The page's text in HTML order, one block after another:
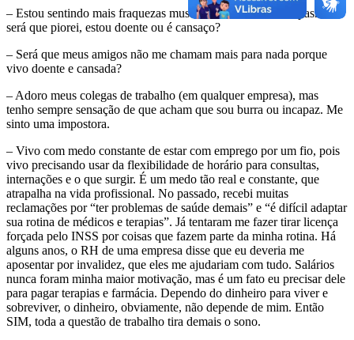
– Estou sentindo mais fraquezas musculares, tendo mais espasmos
será que piorei, estou doente ou é cansaço?
– Será que meus amigos não me chamam mais para nada porque
vivo doente e cansada?
– Adoro meus colegas de trabalho (em qualquer empresa), mas
tenho sempre sensação de que acham que sou burra ou incapaz. Me
sinto uma impostora.
– Vivo com medo constante de estar com emprego por um fio, pois
vivo precisando usar da flexibilidade de horário para consultas,
internações e o que surgir. É um medo tão real e constante, que
atrapalha na vida profissional. No passado, recebi muitas
reclamações por “ter problemas de saúde demais” e “é difícil adaptar
sua rotina de médicos e terapias”. Já tentaram me fazer tirar licença
forçada pelo INSS por coisas que fazem parte da minha rotina. Há
alguns anos, o RH de uma empresa disse que eu deveria me
aposentar por invalidez, que eles me ajudariam com tudo. Salários
nunca foram minha maior motivação, mas é um fato eu precisar dele
para pagar terapias e farmácia. Dependo do dinheiro para viver e
sobreviver, o dinheiro, obviamente, não depende de mim. Então
SIM, toda a questão de trabalho tira demais o sono.